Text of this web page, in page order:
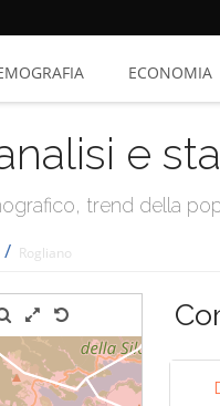
ECONOMIA
e
trend della
/ Rogliano